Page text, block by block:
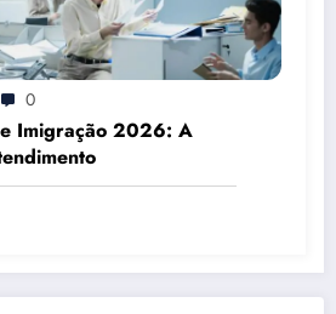
0
Imigração 2026: A